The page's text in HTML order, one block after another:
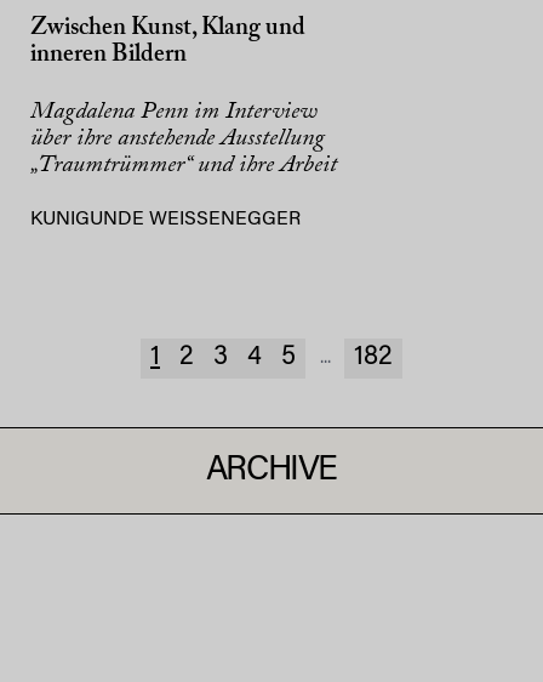
Zwischen Kunst, Klang und
inneren Bildern
Magdalena Penn im Interview
über ihre anstehende Ausstellung
„Traumtrümmer“ und ihre Arbeit
KUNIGUNDE WEISSENEGGER
1 2 3 4 5 ... 182
ARCHIVE